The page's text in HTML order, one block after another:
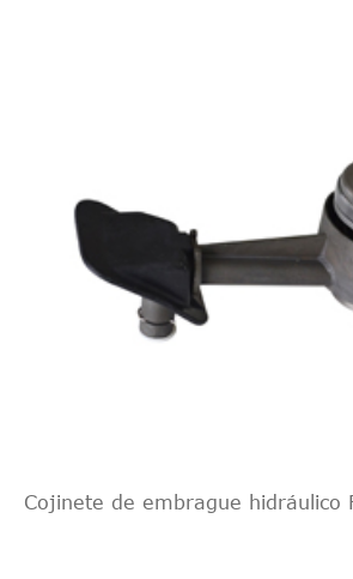
Cojinete de embrague hidráulico